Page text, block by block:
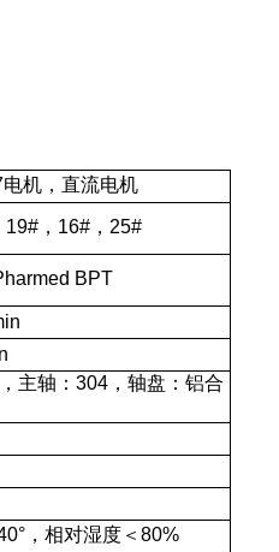
电机，直流电机
19#， 16#， 25#
BPT
主轴： 304，轴盘：铝合
，相对湿度＜ 80%